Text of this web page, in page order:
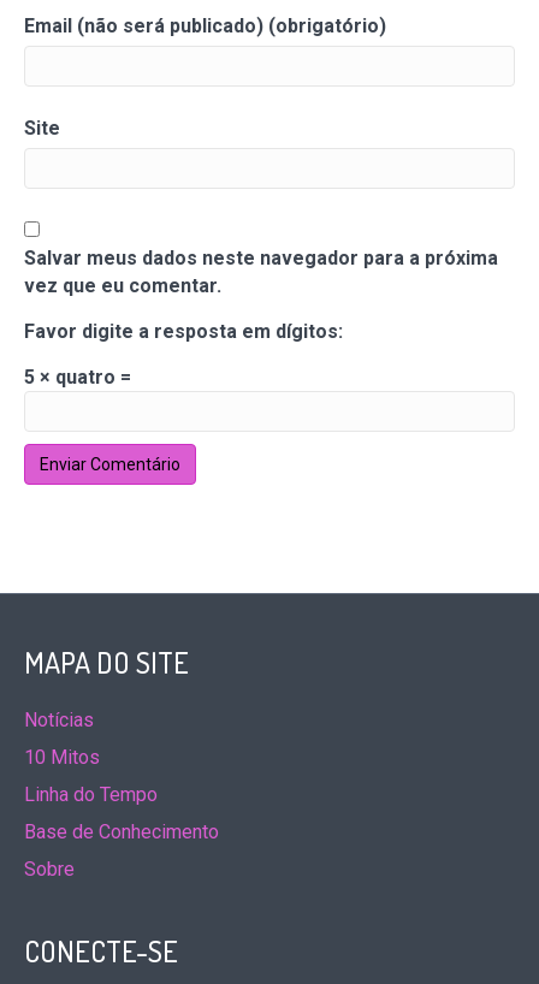
Email (não será publicado) (obrigatório)
Site
Salvar meus dados neste navegador para a próxima
vez que eu comentar.
Favor digite a resposta em dígitos:
5 × quatro =
MAPA DO SITE
Notícias
10 Mitos
Linha do Tempo
Base de Conhecimento
Sobre
CONECTE-SE